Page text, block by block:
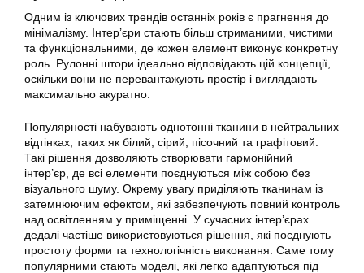
Одним із ключових трендів останніх років є прагнення до
мінімалізму. Інтер’єри стають більш стриманими, чистими
та функціональними, де кожен елемент виконує конкретну
роль. Рулонні штори ідеально відповідають цій концепції,
оскільки вони не перевантажують простір і виглядають
максимально акуратно.
Популярності набувають однотонні тканини в нейтральних
відтінках, таких як білий, сірий, пісочний та графітовий.
Такі рішення дозволяють створювати гармонійний
інтер’єр, де всі елементи поєднуються між собою без
візуального шуму. Окрему увагу приділяють тканинам із
затемнюючим ефектом, які забезпечують повний контроль
над освітленням у приміщенні. У сучасних інтер’єрах
дедалі частіше використовуються рішення, які поєднують
простоту форми та технологічність виконання. Саме тому
популярними стають моделі, які легко адаптуються під